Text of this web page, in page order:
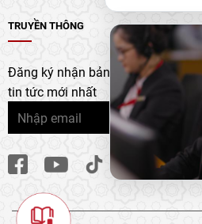
TRUYỀN THÔNG
Đăng ký nhận bản tin của chúng
tin tức mới nhất